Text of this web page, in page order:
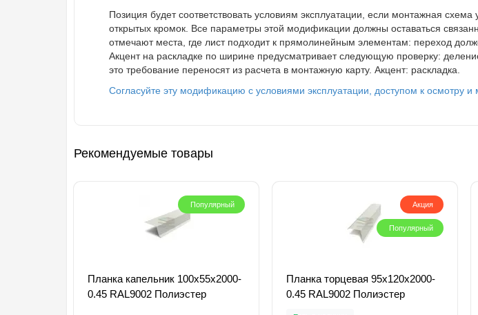
Позиция будет соответствовать условиям эксплуатации, если монтажная
открытых кромок. Все параметры этой модификации должны оставаться
отмечают места, где лист подходит к прямолинейным элементам: переход
Акцент на раскладке по ширине предусматривает следующую проверку:
это требование переносят из расчета в монтажную карту. Акцент: раскладка.
Согласуйте эту модификацию с условиями эксплуатации, доступом к осмотру
Рекомендуемые товары
Популярный
Планка капельник 100х55х2000-
0.45 RAL9002 Полиэстер
Акция
Популярный
Планка торцевая 95х120х2000-
0.45 RAL9002 Полиэстер